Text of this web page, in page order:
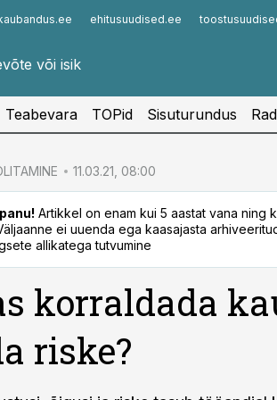
ehitusuudised.ee
Infopank
Teabevara TOPid Sisuturundus
11.03.21, 08:00
Artikkel on enam kui 5 aastat vana ning
ei uuenda ega kaasajasta
allikatega tutvumine
korraldada
riske?